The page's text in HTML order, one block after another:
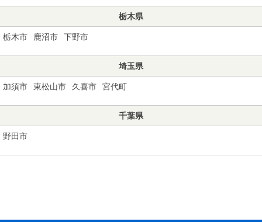
栃木県
栃木市 鹿沼市 下野市
埼玉県
加須市 東松山市 久喜市 宮代町
千葉県
野田市